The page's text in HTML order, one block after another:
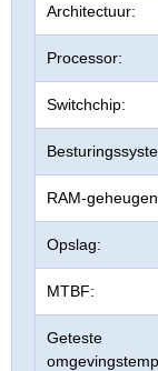
Architectuur:
Processor:
Switchchip:
RAM-
Opslag:
MTBF:
Geteste